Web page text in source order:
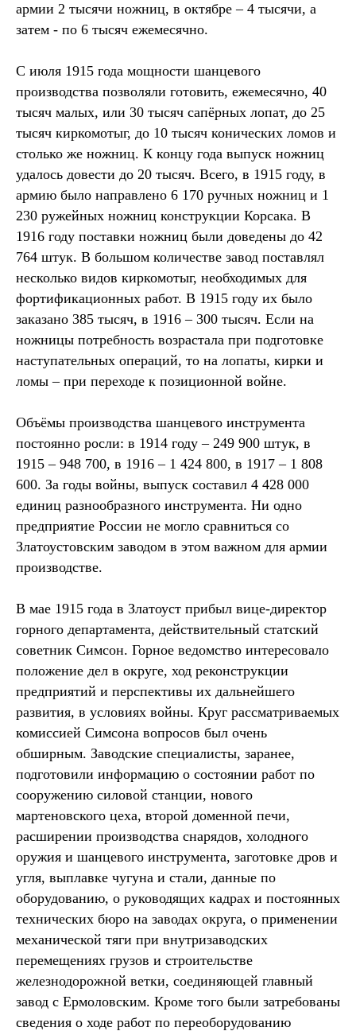
армии 2 тысячи ножниц, в октябре – 4 тысячи, а
затем - по 6 тысяч ежемесячно.
С июля 1915 года мощности шанцевого
производства позволяли готовить, ежемесячно, 40
тысяч малых, или 30 тысяч сапёрных лопат, до 25
тысяч киркомотыг, до 10 тысяч конических ломов и
столько же ножниц. К концу года выпуск ножниц
удалось довести до 20 тысяч. Всего, в 1915 году, в
армию было направлено 6 170 ручных ножниц и 1
230 ружейных ножниц конструкции Корсака. В
1916 году поставки ножниц были доведены до 42
764 штук. В большом количестве завод поставлял
несколько видов киркомотыг, необходимых для
фортификационных работ. В 1915 году их было
заказано 385 тысяч, в 1916 – 300 тысяч. Если на
ножницы потребность возрастала при подготовке
наступательных операций, то на лопаты, кирки и
ломы – при переходе к позиционной войне.
Объёмы производства шанцевого инструмента
постоянно росли: в 1914 году – 249 900 штук, в
1915 – 948 700, в 1916 – 1 424 800, в 1917 – 1 808
600. За годы войны, выпуск составил 4 428 000
единиц разнообразного инструмента. Ни одно
предприятие России не могло сравниться со
Златоустовским заводом в этом важном для армии
производстве.
В мае 1915 года в Златоуст прибыл вице-директор
горного департамента, действительный статский
советник Симсон. Горное ведомство интересовало
положение дел в округе, ход реконструкции
предприятий и перспективы их дальнейшего
развития, в условиях войны. Круг рассматриваемых
комиссией Симсона вопросов был очень
обширным. Заводские специалисты, заранее,
подготовили информацию о состоянии работ по
сооружению силовой станции, нового
мартеновского цеха, второй доменной печи,
расширении производства снарядов, холодного
оружия и шанцевого инструмента, заготовке дров и
угля, выплавке чугуна и стали, данные по
оборудованию, о руководящих кадрах и постоянных
технических бюро на заводах округа, о применении
механической тяги при внутризаводских
перемещениях грузов и строительстве
железнодорожной ветки, соединяющей главный
завод с Ермоловским. Кроме того были затребованы
сведения о ходе работ по переоборудованию